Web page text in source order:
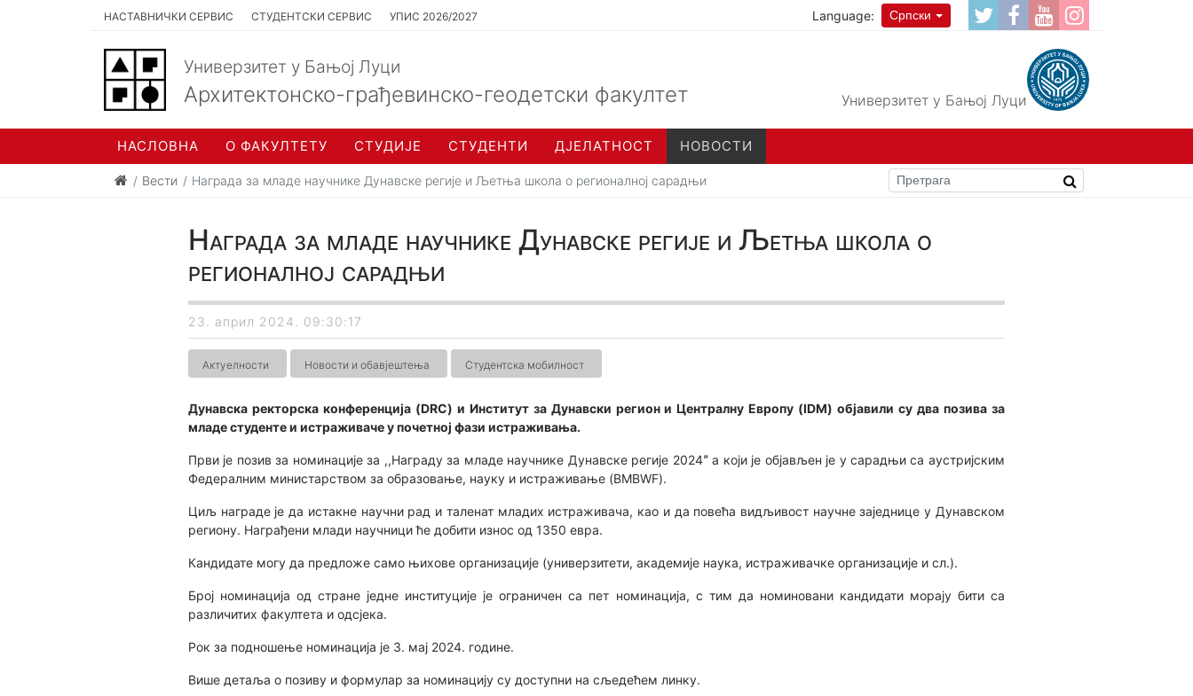
НАСТАВНИЧКИ СЕРВИС СТУДЕНТСКИ СЕРВИС УПИС 2026/2027 Language: Српски
Универзитет у Бањој Луци
Архитектонско-грађевинско-геодетски факултет Универзитет у Бањој Луци
НАСЛОВНА О ФАКУЛТЕТУ СТУДИЈЕ СТУДЕНТИ ДЈЕЛАТНОСТ НОВОСТИ
Вести Награда за младе научнике Дунавске регије и Љетња школа о регионалној сарадњи
Награда за младе научнике Дунавске регије и Љетња школа о
регионалној сарадњи
23. април 2024. 09:30:17
Актуелности Новости и обавјештења Студентска мобилност
Дунавска ректорска конференција (DRC) и Институт за Дунавски регион и Централну Европу (IDM) објавили су два позива за
младе студенте и истраживаче у почетној фази истраживања.
Први је позив за номинације за ,,Награду за младе научнике Дунавске регије 2024ˮ а који је објављен је у сарадњи са аустријским
Федералним министарством за образовање, науку и истраживање (BMBWF).
Циљ награде је да истакне научни рад и таленат младих истраживача, као и да повећа видљивост научне заједнице у Дунавском
региону. Награђени млади научници ће добити износ од 1350 евра.
Кандидате могу да предложе само њихове организације (универзитети, академије наука, истраживачке организације и сл.).
Број номинација од стране једне институције је ограничен са пет номинација, с тим да номиновани кандидати морају бити са
различитих факултета и одсјека.
Рок за подношење номинација је 3. мај 2024. године.
Више детаља о позиву и формулар за номинацију су доступни на сљедећем линку.